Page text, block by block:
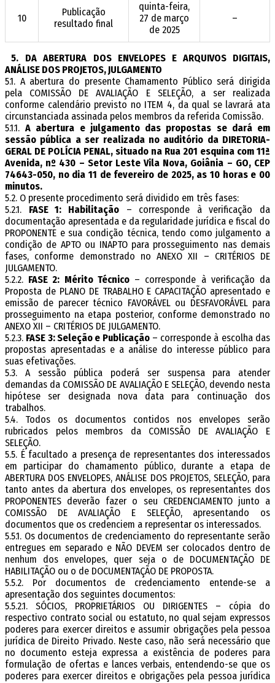
10
Publicação
resultado final
quinta-feira,
27 de março
de 2025
–
5.
DA ABERTURA DOS ENVELOPES E ARQUIVOS DIGITAIS,
ANÁLISE DOS PROJETOS, JULGAMENTO
5.1. A abertura do presente Chamamento Público será dirigida
pela COMISSÃO DE AVALIAÇÃO E SELEÇÃO, a ser realizada
conforme calendário previsto no ITEM 4, da qual se lavrará ata
circunstanciada assinada pelos membros da referida Comissão.
5.1.1.A abertura e julgamento das propostas se dará em
sessão pública a ser realizada no auditório da DIRETORIA-
GERAL DE POLÍCIA PENAL, situado na Rua 201 esquina com 11ª
Avenida, nº 430 – Setor Leste Vila Nova, Goiânia – GO, CEP
74643-050, no dia 11 de fevereiro de 2025, as 10 horas e 00
minutos.
5.2. O presente procedimento será dividido em três fases:
5.2.1. FASE 1: Habilitação– corresponde à verificação da
documentação apresentada e da regularidade jurídica e fiscal do
PROPONENTE e sua condição técnica, tendo como julgamento a
condição de APTO ou INAPTO para prosseguimento nas demais
fases, conforme demonstrado no ANEXO XII – CRITÉRIOS DE
JULGAMENTO.
5.2.2. FASE 2: Mérito Técnico– corresponde à verificação da
Proposta de PLANO DE TRABALHO E CAPACITAÇÃO apresentado e
emissão de parecer técnico FAVORÁVEL ou DESFAVORÁVEL para
prosseguimento na etapa posterior, conforme demonstrado no
ANEXO XII – CRITÉRIOS DE JULGAMENTO.
5.2.3. FASE 3: Seleção e Publicação– corresponde à escolha das
propostas apresentadas e a análise do interesse público para
suas efetivações.
5.3. A sessão pública poderá ser suspensa para atender
demandas da COMISSÃO DE AVALIAÇÃO E SELEÇÃO, devendo nesta
hipótese ser designada nova data para continuação dos
trabalhos.
5.4. Todos os documentos contidos nos envelopes serão
rubricados pelos membros da COMISSÃO DE AVALIAÇÃO E
SELEÇÃO.
5.5. É facultado a presença de representantes dos interessados
em participar do chamamento público, durante a etapa de
ABERTURA DOS ENVELOPES, ANÁLISE DOS PROJETOS, SELEÇÃO, para
tanto antes da abertura dos envelopes, os representantes dos
PROPONENTES deverão fazer o seu CREDENCIAMENTO junto a
COMISSÃO DE AVALIAÇÃO E SELEÇÃO, apresentando os
documentos que os credenciem a representar os interessados.
5.5.1. Os documentos de credenciamento do representante serão
entregues em separado e NÃO DEVEM ser colocados dentro de
nenhum dos envelopes, quer seja o de DOCUMENTAÇÃO DE
HABILITAÇÃO ou o de DOCUMENTAÇÃO DE PROPOSTA.
5.5.2. Por documentos de credenciamento entende-se a
apresentação dos seguintes documentos:
5.5.2.1. SÓCIOS, PROPRIETÁRIOS OU DIRIGENTES – cópia do
respectivo contrato social ou estatuto, no qual sejam expressos
poderes para exercer direitos e assumir obrigações pela pessoa
jurídica de Direito Privado. Neste caso, não será necessário que
no documento esteja expressa a existência de poderes para
formulação de ofertas e lances verbais, entendendo-se que os
poderes para exercer direitos e obrigações pela pessoa jurídica